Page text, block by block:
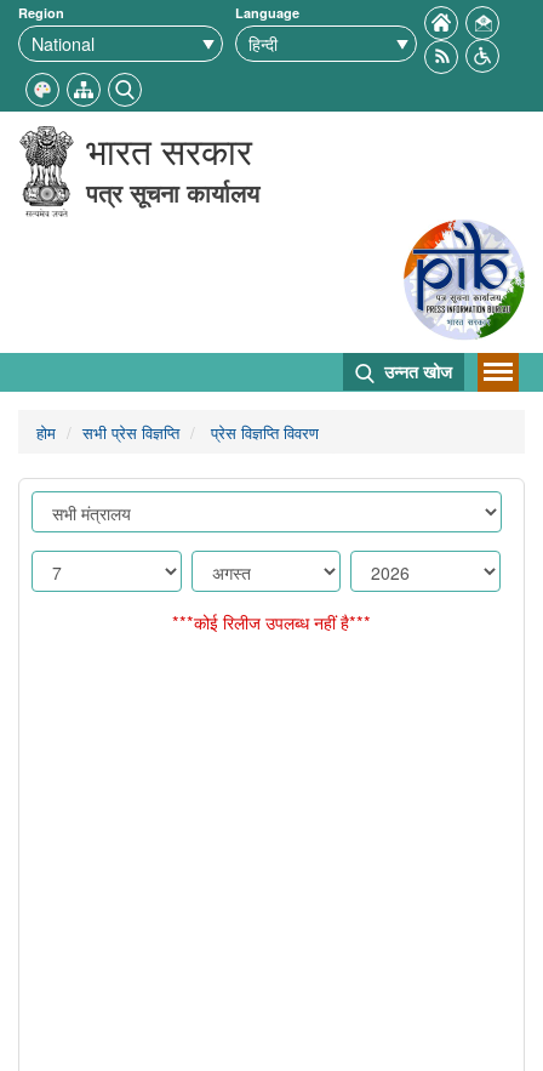
Region Language
भारत सरकार
पत्र सूचना कार्यालय
उन्नत खोज
होम सभी प्रेस विज्ञप्ति प्रेस विज्ञप्ति विवरण
***कोई रिलीज उपलब्ध नहीं है***